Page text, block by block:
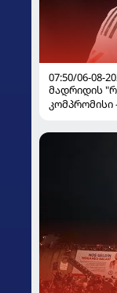
07:50/06-08-
მადრიდის
კომპრომისი